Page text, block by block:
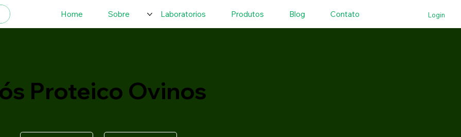
Home Sobre Laboratorios Produtos Blog Contato Login
Proteico Ovinos